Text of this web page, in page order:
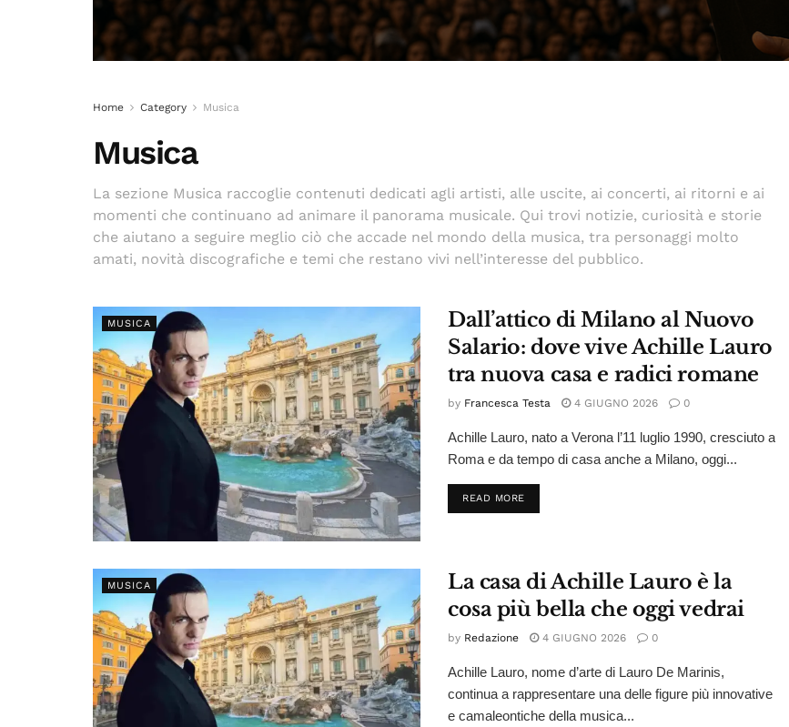
Home Category Musica
Musica
La sezione Musica raccoglie contenuti dedicati agli artisti, alle uscite, ai concerti, ai ritorni e ai
momenti che continuano ad animare il panorama musicale. Qui trovi notizie, curiosità e storie
che aiutano a seguire meglio ciò che accade nel mondo della musica, tra personaggi molto
amati, novità discografiche e temi che restano vivi nell’interesse del pubblico.
MUSICA
Dall’attico di Milano al Nuovo
Salario: dove vive Achille Lauro
tra nuova casa e radici romane
by Francesca Testa 4 GIUGNO 2026 0
Achille Lauro, nato a Verona l’11 luglio 1990, cresciuto a
Roma e da tempo di casa anche a Milano, oggi...
READ MOREDETAILS
MUSICA
La casa di Achille Lauro è la
cosa più bella che oggi vedrai
by Redazione 4 GIUGNO 2026 0
Achille Lauro, nome d’arte di Lauro De Marinis,
continua a rappresentare una delle figure più innovative
e camaleontiche della musica...